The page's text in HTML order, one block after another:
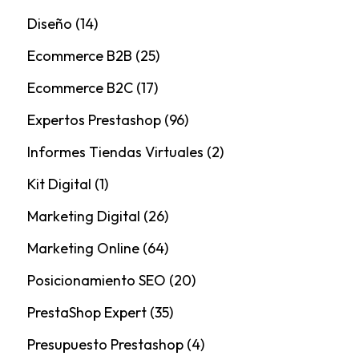
Diseño (14)
Ecommerce B2B (25)
Ecommerce B2C(17)
Expertos Prestashop(96)
Informes Tiendas Virtuales (2)
Kit Digital (1)
Marketing Digital (26)
Marketing Online(64)
Posicionamiento SEO (20)
PrestaShop Expert(35)
Presupuesto Prestashop(4)